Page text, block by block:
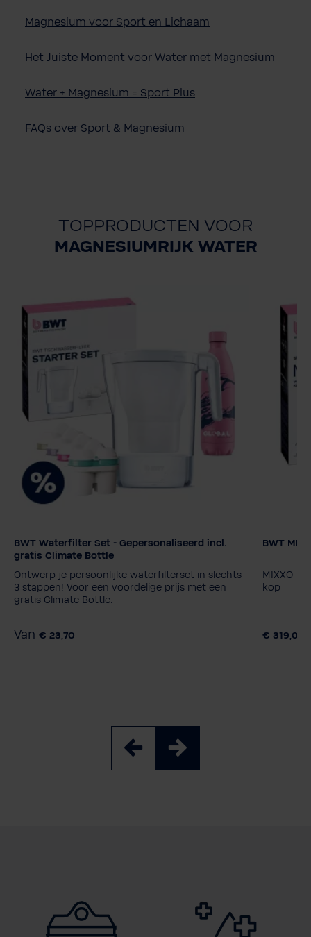
Magnesium voor Sport en Lichaam
Het Juiste Moment voor Water met Magnesium
Water + Magnesium = Sport Plus
FAQs over Sport & Magnesium
TOPPRODUCTEN VOOR
MAGNESIUMRIJK WATER
BWT Waterfilter Set - Gepersonaliseerd incl.
gratis Climate Bottle
Ontwerp je persoonlijke waterfilterset in slechts
3 stappen! Voor een voordelige prijs met een
gratis Climate Bottle.
Van € 23,70
BWT
MIXXO-
kop
€ 319,00